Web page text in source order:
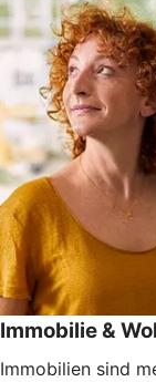
Immobilie &
Immobilien sind